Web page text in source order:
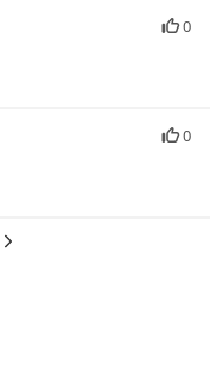
0
0